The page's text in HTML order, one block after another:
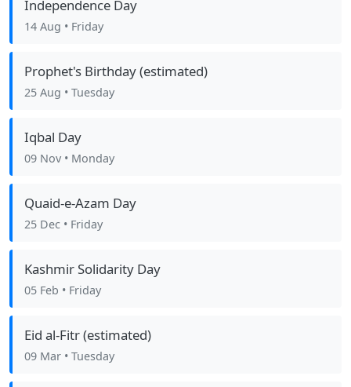
Independence Day
14 Aug • Friday
Prophet's Birthday (estimated)
25 Aug • Tuesday
Iqbal Day
09 Nov • Monday
Quaid-e-Azam Day
25 Dec • Friday
Kashmir Solidarity Day
05 Feb • Friday
Eid al-Fitr (estimated)
09 Mar • Tuesday